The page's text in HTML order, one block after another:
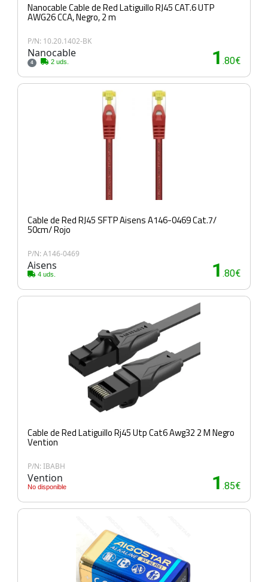
Nanocable Cable de Red Latiguillo RJ45 CAT.6 UTP
AWG26 CCA, Negro, 2 m
P/N: 10.20.1402-BK
Nanocable
4 2 uds. 1 .80€
Cable de Red RJ45 SFTP Aisens A146-0469 Cat.7/
50cm/ Rojo
P/N: A146-0469
Aisens
4 uds. 1 .80€
Cable de Red Latiguillo Rj45 Utp Cat6 Awg32 2 M Negro
Vention
P/N: IBABH
Vention
No disponible 1 .85€